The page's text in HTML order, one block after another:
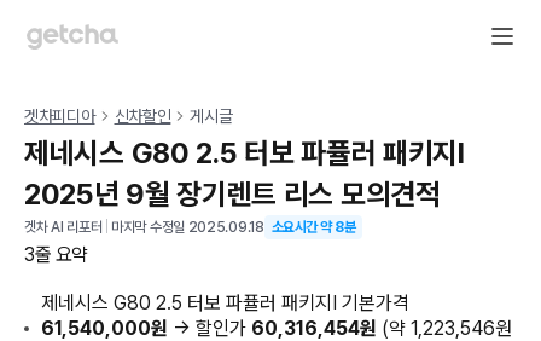
겟차피디아 신차할인 게시글
제네시스 G80 2.5 터보 파퓰러 패키지Ⅰ
2025년 9월 장기렌트 리스 모의견적
겟차 AI 리포터 마지막 수정일 2025.09.18 소요시간 약8분
3줄 요약
제네시스 G80 2.5 터보 파퓰러 패키지Ⅰ 기본가격
61,540,000원 → 할인가 60,316,454원 (약 1,223,546원